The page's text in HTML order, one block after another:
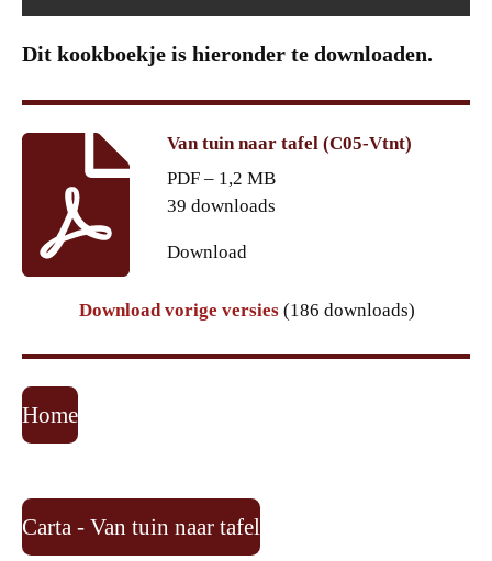
Dit kookboekje is hieronder te downloaden.
Van tuin naar tafel (C05-Vtnt)
PDF – 1,2 MB
39 downloads
Download
Download vorige versies (186 downloads)
Home
Carta - Van tuin naar tafel